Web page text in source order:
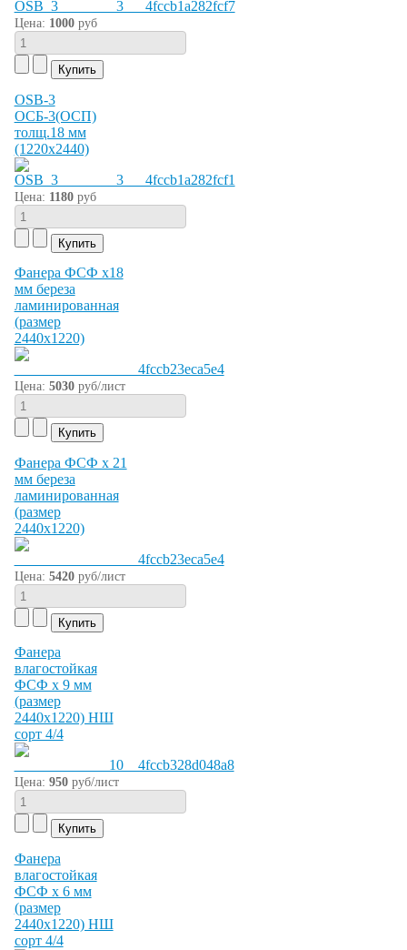
Цена: 1000руб
OSB-3
ОСБ-3(ОСП)
толщ.18 мм
(1220х2440)
Цена: 1180руб
Фанера ФСФ х18
мм береза
ламинированная
(размер
2440х1220)
Цена: 5030руб/лист
Фанера ФСФ х 21
мм береза
ламинированная
(размер
2440х1220)
Цена: 5420руб/лист
Фанера
влагостойкая
ФСФ х 9 мм
(размер
2440х1220) НШ
сорт 4/4
Цена: 950руб/лист
Фанера
влагостойкая
ФСФ х 6 мм
(размер
2440х1220) НШ
сорт 4/4